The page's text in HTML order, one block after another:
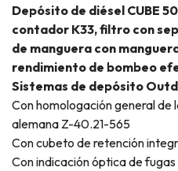
Depósito de diésel CUBE
contador K33, filtro con
de manguera con
rendimiento de bombeo
Sistemas de depósito
Con homologación general de
alemana Z-40.21-565
Con cubeto de retención
Con indicación óptica de fugas